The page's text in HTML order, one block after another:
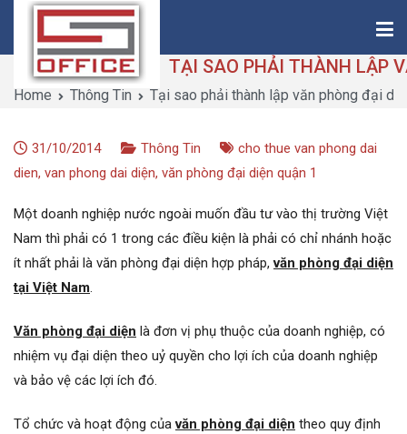
content
Saigon-Office
Saving Is Solution
Home Thông Tin Tại sao phải thành lập văn phòng đại
31/10/2014 Thông Tin
cho thue van phong dai
dien, van phong dai diện, văn phòng đại diện quận 1
Một doanh nghiệp nước ngoài muốn đầu tư vào thị trường Việt
Nam thì phải có 1 trong các điều kiện là phải có chỉ nhánh hoặc
ít nhất phải là văn phòng đại diện hợp pháp,văn phòng đại diện
tại Việt Nam.
Văn phòng đại diện là đơn vị phụ thuộc của doanh nghiệp, có
nhiệm vụ đại diện theo uỷ quyền cho lợi ích của doanh nghiệp
và bảo vệ các lợi ích đó.
Tổ chức và hoạt động củavăn phòng đại diện theo quy định